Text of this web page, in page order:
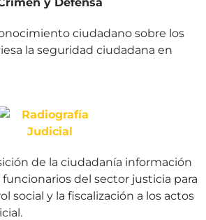
ciudadano sobre los
la seguridad ciudadana en
de la ciudadanía información
del sector justicia para
social y la fiscalización a los actos